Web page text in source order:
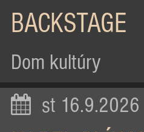
BACKSTAGE
Dom kultúry
st 16.9.2026